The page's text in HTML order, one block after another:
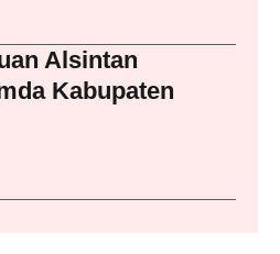
Alsintan
Kabupaten